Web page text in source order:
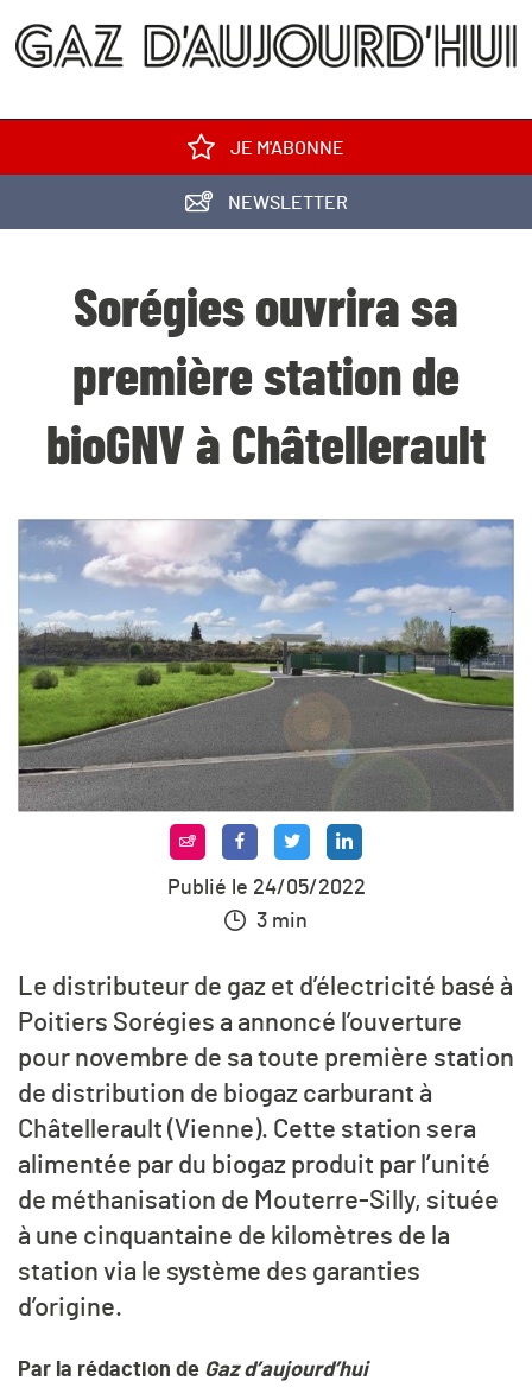
JE M'ABONNE
NEWSLETTER
Sorégies ouvrira sa
première station de
bioGNV à Châtellerault
Publié le 24/05/2022
3 min
Le distributeur de gaz et d’électricité basé à
Poitiers Sorégies a annoncé l’ouverture
pour novembre de sa toute première station
de distribution de biogaz carburant à
Châtellerault (Vienne). Cette station sera
alimentée par du biogaz produit par l’unité
de méthanisation de Mouterre-Silly, située
à une cinquantaine de kilomètres de la
station via le système des garanties
d’origine.
Par la rédaction de Gaz d’aujourd’hui